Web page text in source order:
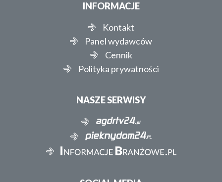
INFORMACJE
Kontakt
Panel wydawców
Cennik
Polityka prywatności
NASZE SERWISY